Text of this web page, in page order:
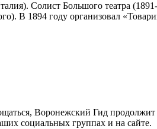
Солист Большого театра
В 1894 году организовал
Воронежский Гид
социальных группах и на сайте.